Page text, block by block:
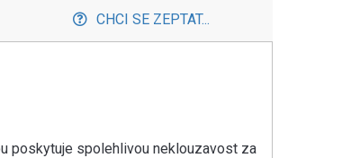
CHCI SE ZEPTAT...
poskytuje spolehlivou neklouzavost za